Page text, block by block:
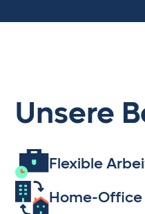
Unsere
Flexible
Home-Office